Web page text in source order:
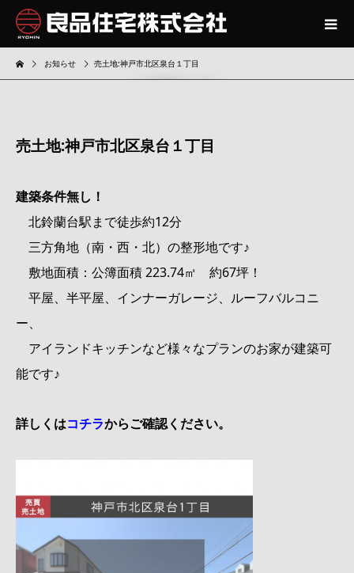
お知らせ 売土地:神戸市北区泉台１丁目
売土地:神戸市北区泉台１丁目
建築条件無し！
北鈴蘭台駅まで徒歩約12分
三方角地（南・西・北）の整形地です♪
敷地面積：公簿面積 223.74㎡ 約67坪！
平屋、半平屋、インナーガレージ、ルーフバルコニ
ー、
アイランドキッチンなど様々なプランのお家が建築可
能です♪
詳しくはコチラからご確認ください。